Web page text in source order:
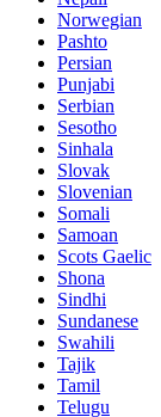
Norwegian
Pashto
Persian
Punjabi
Serbian
Sesotho
Sinhala
Slovak
Slovenian
Somali
Samoan
Scots Gaelic
Shona
Sindhi
Sundanese
Swahili
Tajik
Tamil
Telugu